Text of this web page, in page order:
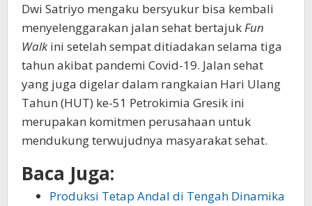
Dwi Satriyo mengaku bersyukur bisa kembali
menyelenggarakan jalan sehat bertajukFun
Walkini setelah sempat ditiadakan selama tiga
tahun akibat pandemi Covid-19. Jalan sehat
yang juga digelar dalam rangkaian Hari Ulang
Tahun (HUT) ke-51 Petrokimia Gresik ini
merupakan komitmen perusahaan untuk
mendukung terwujudnya masyarakat sehat.
Baca Juga:
Produksi Tetap Andal di Tengah Dinamika